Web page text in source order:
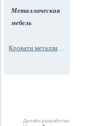
Металлическая
мебель
Кровати металлические
Дизайн разработан